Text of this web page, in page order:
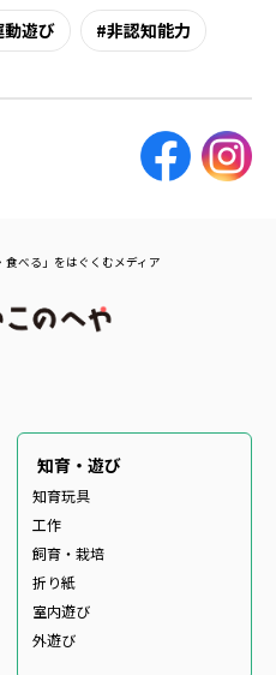
動遊び 非認知能力
食べる」をはぐくむメディア
知育・遊び
知育玩具
工作
飼育・栽培
折り紙
室内遊び
外遊び